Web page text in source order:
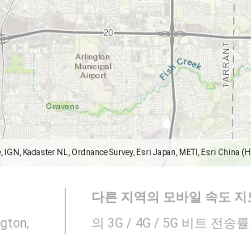
IGN, Kadaster NL, Ordnance Survey, Esri Japan, METI, Esri
다른 지역의 모바일 속도 지
의 3G / 4G / 5G 비트 전송